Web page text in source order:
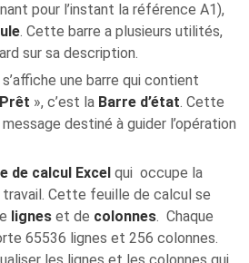
pour l’instant la référence A1),
. Cette barre a plusieurs utilités,
sur sa description.
une barre qui contient
Prêt », c’est la Barre d’état. Cette
destiné à guider l’opération
de calcul Excel qui occupe la
Cette feuille de calcul se
lignes et de colonnes. Chaque
65536 lignes et 256 colonnes.